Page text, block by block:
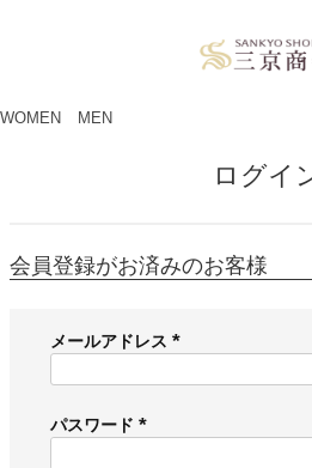
WOMEN MEN
ログイ
会員登録がお済みのお客様
メールアドレス
必
)
パスワード